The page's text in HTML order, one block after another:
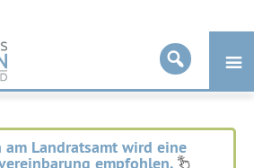
am Landratsamt wird eine
empfohlen.